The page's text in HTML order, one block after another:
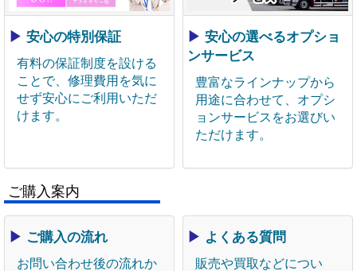
▶ 安心の特別保証
有料の保証制度を設ける
ことで、修理費用を気に
せず安心にご利用いただ
けます。
▶ 安心の選べるオプショ
ンサービス
豊富なラインナップから
用途に合わせて、オプシ
ョンサービスをお選びい
ただけます。
ご購入案内
▶ ご購入の流れ
お問い合わせ後の流れか
▶ よくある質問
販売や買取などについ